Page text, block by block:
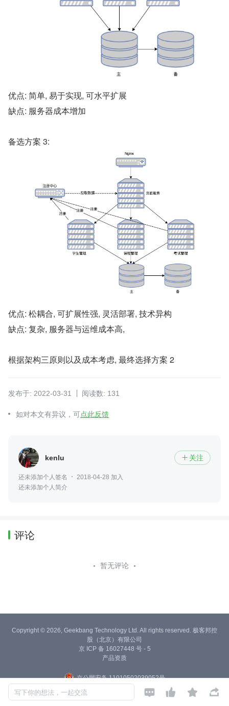
优点: 简单, 易于实现, 可水平扩展
缺点: 服务器成本增加
备选方案 3:
优点: 松耦合, 可扩展性强, 灵活部署, 技术异构
缺点: 复杂, 服务器与运维成本高,
根据架构三原则以及成本考虑, 最终选择方案 2
发布于: 2022-03-31 阅读数: 131
如对本文有异议，可点此反馈
kenlu  关注
还未添加个人签名
2018-04-28 加入
还未添加个人简介
评论
暂无评论
写下你的想法，一起交流    
Copyright © 2026, Geekbang Technology Ltd. All rights reserved. 极客邦控
股（北京）有限公司
京 ICP 备 16027448 号 - 5
产品资质
京公网安备 11010502039052号